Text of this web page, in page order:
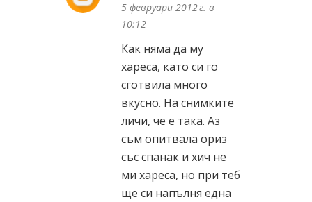
5 февруари 2012 г. в
10:12
Как няма да му
хареса, като си го
сготвила много
вкусно. На снимките
личи, че е така. Аз
съм опитвала ориз
със спанак и хич не
ми хареса, но при теб
ще си напълня една